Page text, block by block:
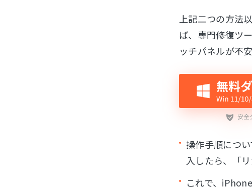
上記二つの方法
ば、専門修復ツ
ッチパネルが不
操作手順につ
入したら、「
これで、